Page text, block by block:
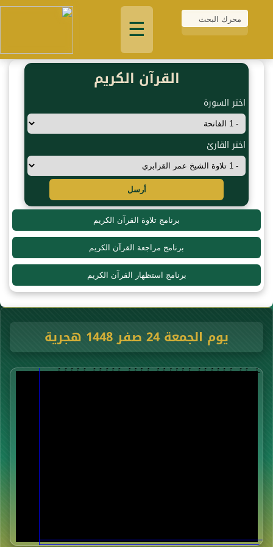
☰
القرآن الكريم
اختر السورة
اختر القارئ
أرسل
برنامج تلاوة القرآن الكريم
برنامج مراجعة القرآن الكريم
برنامج استظهار القرآن الكريم
يوم الجمعة 24 صفر 1448 هجرية